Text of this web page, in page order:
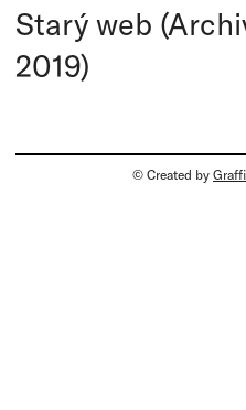
Starý web
2019)
© Created by